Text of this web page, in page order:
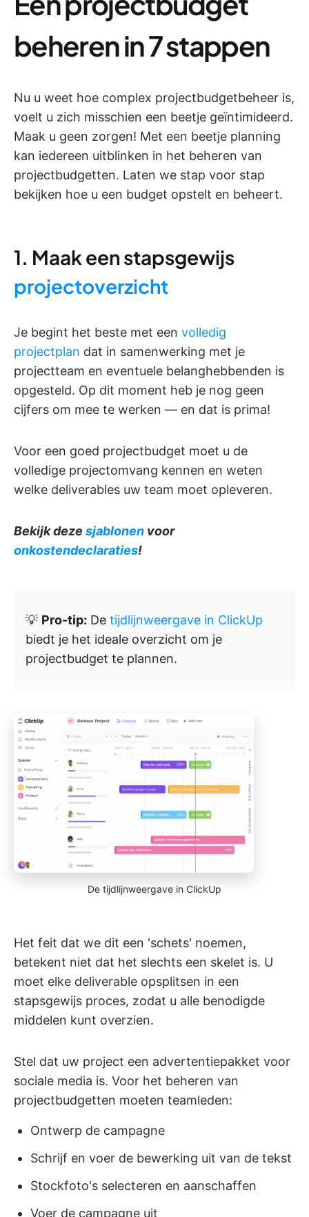
beheren in 7 stappen
Nu u weet hoe complex projectbudgetbeheer is,
voelt u zich misschien een beetje geïntimideerd.
Maak u geen zorgen! Met een beetje planning
kan iedereen uitblinken in het beheren van
projectbudgetten. Laten we stap voor stap
bekijken hoe u een budget opstelt en beheert.
1. Maak een stapsgewijs
projectoverzicht
Je begint het beste met een volledig
projectplan dat in samenwerking met je
projectteam en eventuele belanghebbenden is
opgesteld. Op dit moment heb je nog geen
cijfers om mee te werken — en dat is prima!
Voor een goed projectbudget moet u de
volledige projectomvang kennen en weten
welke deliverables uw team moet opleveren.
Bekijk deze sjablonen voor
onkostendeclaraties!
💡 Pro-tip: De tijdlijnweergave in ClickUp
biedt je het ideale overzicht om je
projectbudget te plannen.
De tijdlijnweergave in ClickUp
Het feit dat we dit een 'schets' noemen,
betekent niet dat het slechts een skelet is. U
moet elke deliverable opsplitsen in een
stapsgewijs proces, zodat u alle benodigde
middelen kunt overzien.
Stel dat uw project een advertentiepakket voor
sociale media is. Voor het beheren van
projectbudgetten moeten teamleden:
Ontwerp de campagne
Schrijf en voer de bewerking uit van de tekst
Stockfoto's selecteren en aanschaffen
Voer de campagne uit